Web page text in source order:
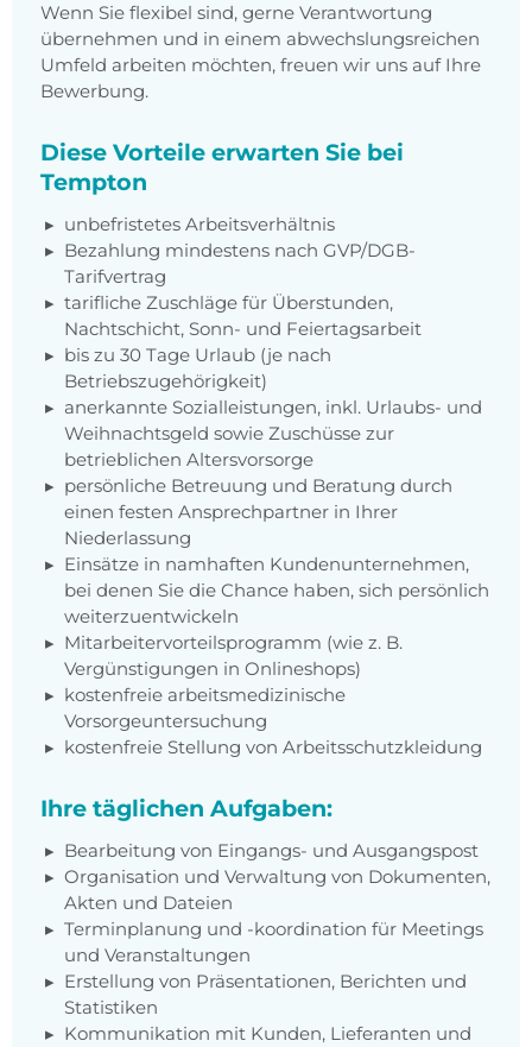
Wenn Sie flexibel sind, gerne Verantwortung
übernehmen und in einem abwechslungsreichen
Umfeld arbeiten möchten, freuen wir uns auf Ihre
Bewerbung.
Diese Vorteile erwarten Sie bei
Tempton
unbefristetes Arbeitsverhältnis
Bezahlung mindestens nach GVP/DGB-
Tarifvertrag
tarifliche Zuschläge für Überstunden,
Nachtschicht, Sonn- und Feiertagsarbeit
bis zu 30 Tage Urlaub (je nach
Betriebszugehörigkeit)
anerkannte Sozialleistungen, inkl. Urlaubs- und
Weihnachtsgeld sowie Zuschüsse zur
betrieblichen Altersvorsorge
persönliche Betreuung und Beratung durch
einen festen Ansprechpartner in Ihrer
Niederlassung
Einsätze in namhaften Kundenunternehmen,
bei denen Sie die Chance haben, sich persönlich
weiterzuentwickeln
Mitarbeitervorteilsprogramm (wie z. B.
Vergünstigungen in Onlineshops)
kostenfreie arbeitsmedizinische
Vorsorgeuntersuchung
kostenfreie Stellung von Arbeitsschutzkleidung
Ihre täglichen Aufgaben:
Bearbeitung von Eingangs- und Ausgangspost
Organisation und Verwaltung von Dokumenten,
Akten und Dateien
Terminplanung und -koordination für Meetings
und Veranstaltungen
Erstellung von Präsentationen, Berichten und
Statistiken
Kommunikation mit Kunden, Lieferanten und